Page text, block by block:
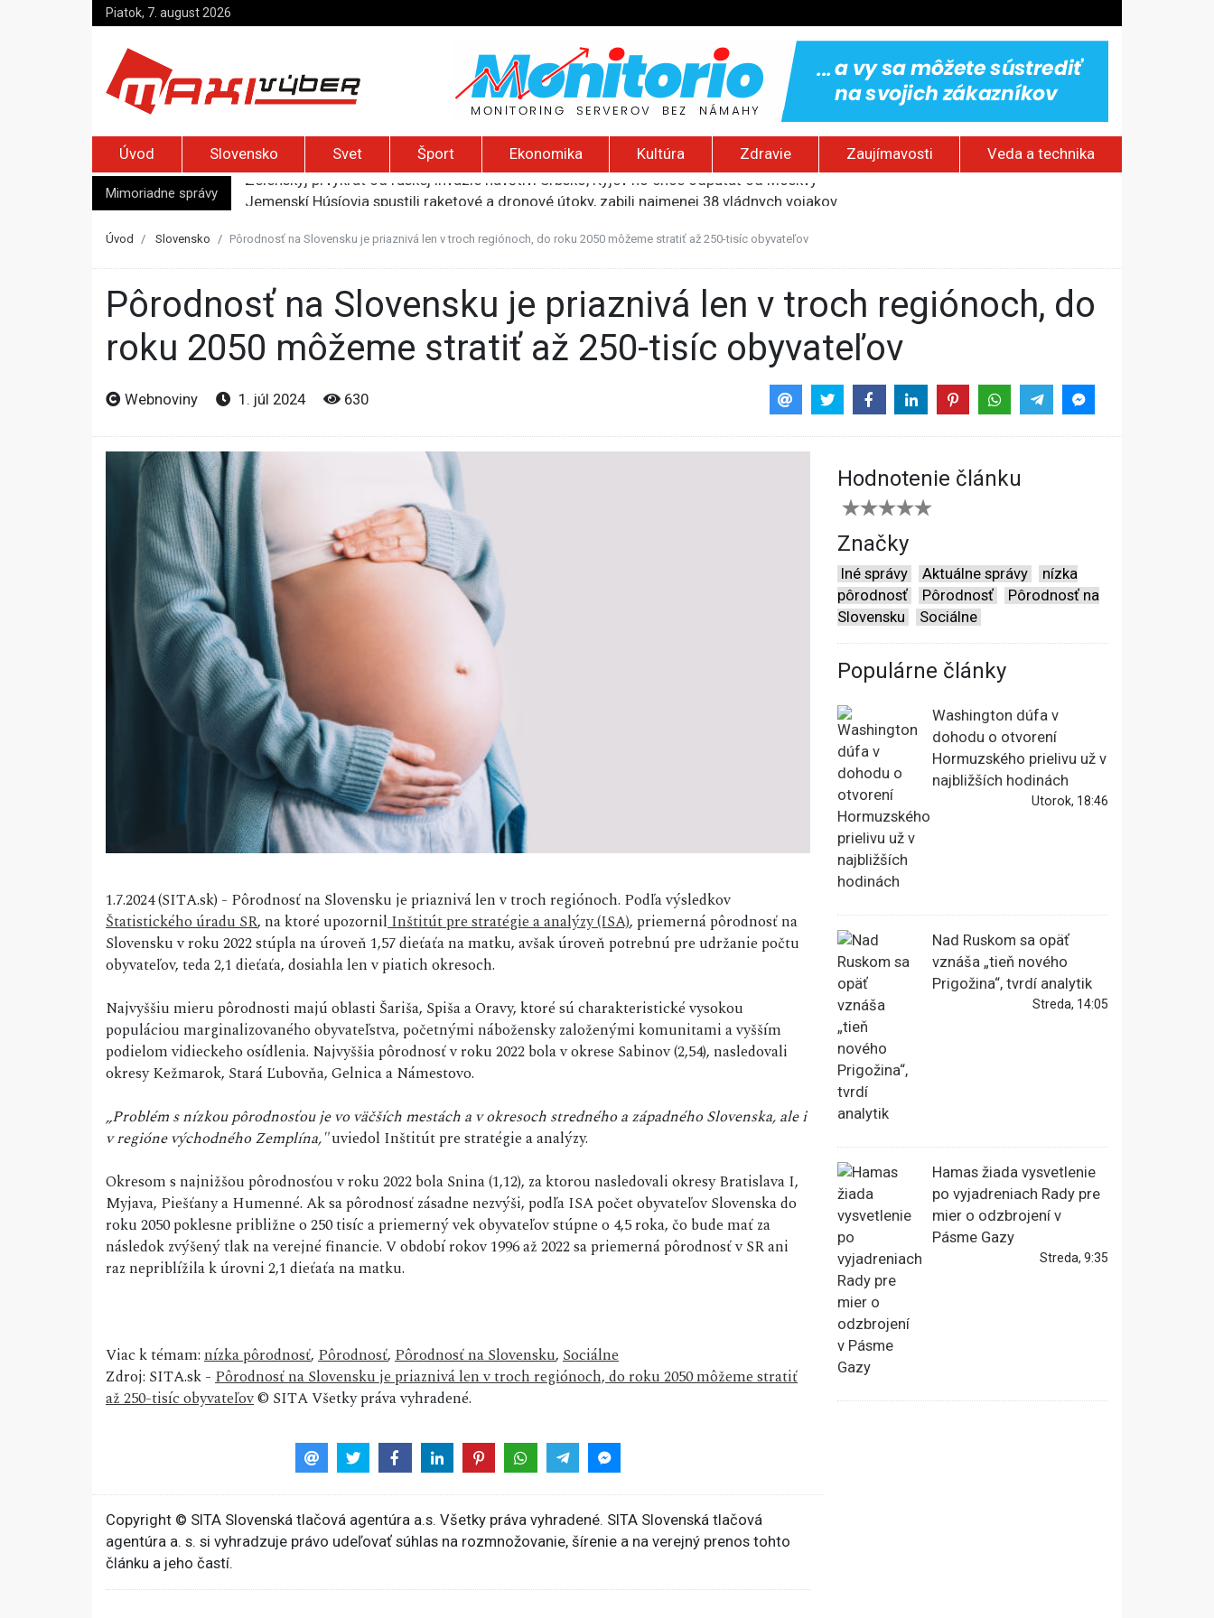
Piatok, 7. august 2026
Úvod Slovensko Svet Šport Ekonomika Kultúra Zdravie Zaujímavosti Veda a technika
Mimoriadne správy
Jemenskí Húsíovia spustili raketové a dronové útoky, zabili najmenej 38 vládnych vojakov
Irán pohrozil susedom, že „zhasne celý Perzský záliv“, pripravil zoznam cieľov
Úvod Slovensko Pôrodnosť na Slovensku je priaznivá len v troch regiónoch, do roku 2050 môžeme stratiť až 250-tisíc obyvateľov
Pôrodnosť na Slovensku je priaznivá len v troch regiónoch, do
roku 2050 môžeme stratiť až 250-tisíc obyvateľov
Webnoviny 1. júl 2024 630
1.7.2024 (SITA.sk) - Pôrodnosť na Slovensku je priaznivá len v troch regiónoch. Podľa výsledkov
Štatistického úradu SR, na ktoré upozornilInštitút pre stratégie a analýzy (ISA), priemerná pôrodnosť na
Slovensku v roku 2022 stúpla na úroveň 1,57 dieťaťa na matku, avšak úroveň potrebnú pre udržanie počtu
obyvateľov, teda 2,1 dieťaťa, dosiahla len v piatich okresoch.
Najvyššiu mieru pôrodnosti majú oblasti Šariša, Spiša a Oravy, ktoré sú charakteristické vysokou
populáciou marginalizovaného obyvateľstva, početnými nábožensky založenými komunitami a vyšším
podielom vidieckeho osídlenia. Najvyššia pôrodnosť v roku 2022 bola v okrese Sabinov (2,54), nasledovali
okresy Kežmarok, Stará Ľubovňa, Gelnica a Námestovo.
„Problém s nízkou pôrodnosťou je vo väčších mestách a v okresoch stredného a západného Slovenska, ale i
v regióne východného Zemplína,"uviedol Inštitút pre stratégie a analýzy.
Okresom s najnižšou pôrodnosťou v roku 2022 bola Snina (1,12), za ktorou nasledovali okresy Bratislava I,
Myjava, Piešťany a Humenné. Ak sa pôrodnosť zásadne nezvýši, podľa ISA počet obyvateľov Slovenska do
roku 2050 poklesne približne o 250 tisíc a priemerný vek obyvateľov stúpne o 4,5 roka, čo bude mať za
následok zvýšený tlak na verejné financie. V období rokov 1996 až 2022 sa priemerná pôrodnosť v SR ani
raz nepriblížila k úrovni 2,1 dieťaťa na matku.
Viac k témam:nízka pôrodnosť,Pôrodnosť,Pôrodnosť na Slovensku,Sociálne
Zdroj: SITA.sk -Pôrodnosť na Slovensku je priaznivá len v troch regiónoch, do roku 2050 môžeme stratiť
až 250-tisíc obyvateľov© SITA Všetky práva vyhradené.
Hodnotenie článku
Značky
Iné správy Aktuálne správy
nízka
pôrodnosť
Pôrodnosť
Pôrodnosť na
Slovensku
Sociálne
Populárne články
Washington dúfa v
dohodu o otvorení
Hormuzského prielivu už v
najbližších hodinách
Utorok, 18:46
Nad Ruskom sa opäť
vznáša „tieň nového
Prigožina“, tvrdí analytik
Streda, 14:05
Hamas žiada vysvetlenie
po vyjadreniach Rady pre
mier o odzbrojení v
Pásme Gazy
Streda, 9:35
Copyright © SITA Slovenská tlačová agentúra a.s. Všetky práva vyhradené. SITA Slovenská tlačová
agentúra a. s. si vyhradzuje právo udeľovať súhlas na rozmnožovanie, šírenie a na verejný prenos tohto
článku a jeho častí.